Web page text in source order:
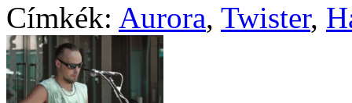
Címkék: Aurora, Twister,